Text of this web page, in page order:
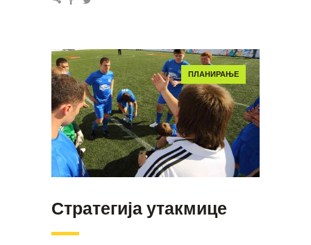
ПЛАНИРАЊЕ
Стратегија утакмице